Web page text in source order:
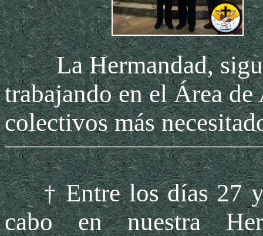
La Hermandad,
trabajando en el Área
colectivos más
† Entre los días 27
cabo en nuestra